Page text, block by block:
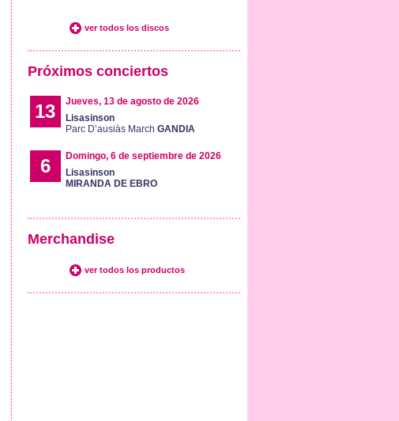
ver todos los discos
Próximos conciertos
13
Jueves, 13 de agosto de 2026
Lisasinson
Parc D’ausiàs March GANDIA
6
Domingo, 6 de septiembre de 2026
Lisasinson
MIRANDA DE EBRO
Merchandise
ver todos los productos